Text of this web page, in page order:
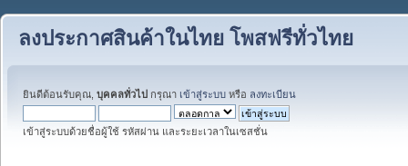
ลงประกาศสินค้าในไทย โพสฟรีทั่วไทย
ยินดีต้อนรับคุณ, บุคคลทั่วไป กรุณา เข้าสู่ระบบ หรือ ลงทะเบียน
เข้าสู่ระบบด้วยชื่อผู้ใช้ รหัสผ่าน และระยะเวลาในเซสชั่น